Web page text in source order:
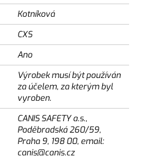
Kotníková
CXS
Ano
Výrobek musí být používán
za účelem, za kterým byl
vyroben.
CANIS SAFETY a.s.,
Poděbradská 260/59,
Praha 9, 198 00, email:
canis@canis.cz